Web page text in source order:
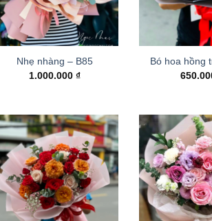
Nhẹ nhàng – B85
1.000.000₫
Bó hoa hồng